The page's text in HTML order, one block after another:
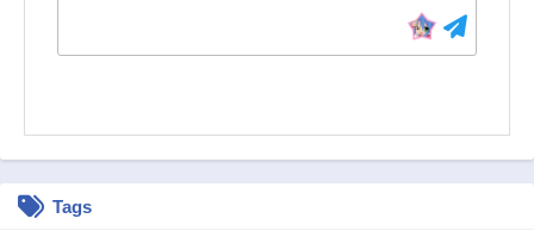
2ヶ月前 2ヶ月前
第67話
Tags